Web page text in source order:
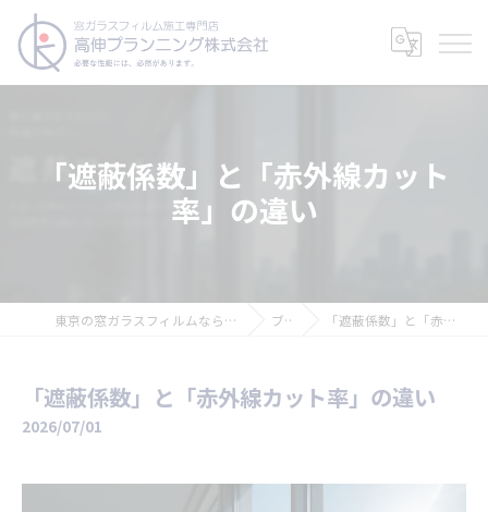
「遮蔽係数」と「赤外線カット
率」の違い
東京の窓ガラスフィルムなら高伸プランニング株式会社 ブログ 「遮蔽係数」と「赤外線カット率」の違い
「遮蔽係数」と「赤外線カット率」の違い
2026/07/01